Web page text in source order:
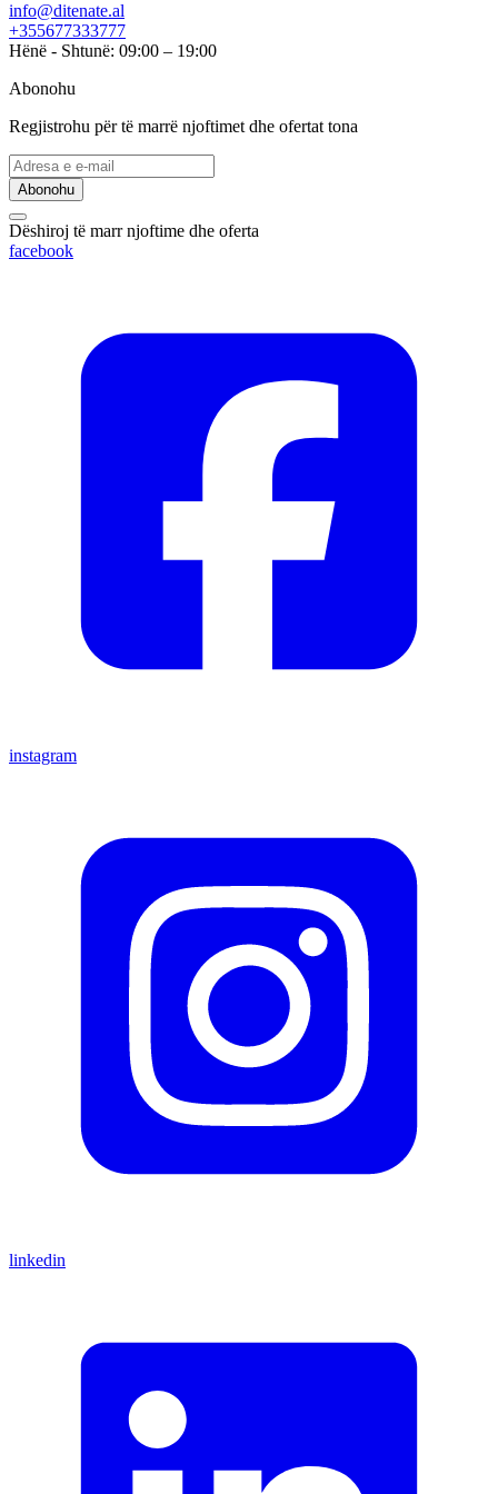
info@ditenate.al
+355677333777
Hënë - Shtunë: 09:00 – 19:00
Abonohu
Regjistrohu për të marrë njoftimet dhe ofertat tona
Abonohu
Dëshiroj të marr njoftime dhe oferta
facebook
instagram
linkedin